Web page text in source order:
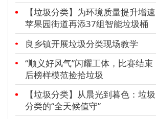
【垃圾分类】为环境质量提升增速
苹果园街道再添37组智能垃圾桶
良乡镇开展垃圾分类现场教学
“顺义好风气”闪耀工体，比赛结束
后榜样模范捡拾垃圾
【垃圾分类】从晨光到暮色：垃圾
分类的“全天候值守”